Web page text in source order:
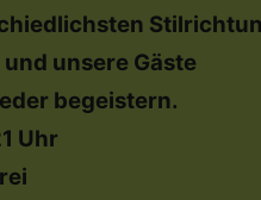
unsere Gäste
begeistern.
Uhr